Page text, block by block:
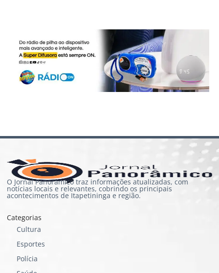
O Jornal Panorâmico traz informações atualizadas, com
notícias locais e relevantes, cobrindo os principais
acontecimentos de Itapetininga e região.
Categorias
Cultura
Esportes
Polícia